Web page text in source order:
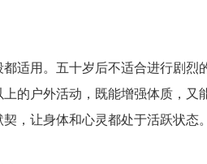
适用。五十岁后不适合进行剧
的户外活动，既能增强体质，
，让身体和心灵都处于活跃状态。